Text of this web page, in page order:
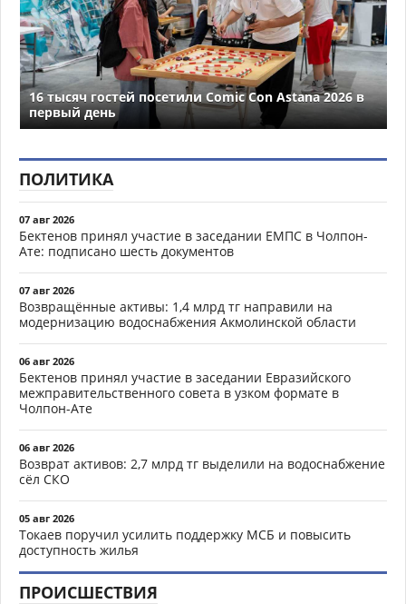
16 тысяч гостей посетили Comic Con Astana 2026 в
первый день
ПОЛИТИКА
07 авг 2026
Бектенов принял участие в заседании ЕМПС в Чолпон-
Ате: подписано шесть документов
07 авг 2026
Возвращённые активы: 1,4 млрд тг направили на
модернизацию водоснабжения Акмолинской области
06 авг 2026
Бектенов принял участие в заседании Евразийского
межправительственного совета в узком формате в
Чолпон-Ате
06 авг 2026
Возврат активов: 2,7 млрд тг выделили на водоснабжение
сёл СКО
05 авг 2026
Токаев поручил усилить поддержку МСБ и повысить
доступность жилья
ПРОИСШЕСТВИЯ